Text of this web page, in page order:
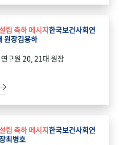
립 축하 메시지한국보건사회연
원장김용하
구원 20, 21대 원장
립 축하 메시지한국보건사회연
최병호